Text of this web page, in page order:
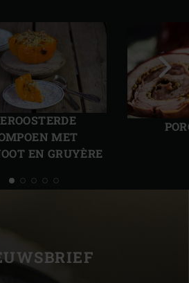
MET
EN GRUYÈRE
slide